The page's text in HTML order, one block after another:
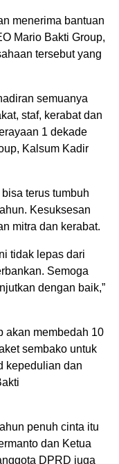
menerima bantuan
Mario Bakti Group,
tersebut yang
semuanya
staf, kerabat dan
1 dekade
Kalsum Kadir
terus tumbuh
Kesuksesan
mitra dan kerabat.
tidak lepas dari
Semoga
dengan baik,”
akan membedah 10
sembako untuk
kepedulian dan
penuh cinta itu
dan Ketua
DPRD juga